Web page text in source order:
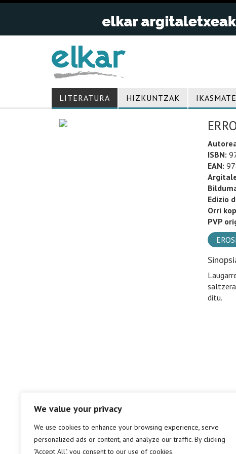
We value your privacy
We use cookies to enhance your browsing experience, serve
personalized ads or content, and analyze our traffic. By clicking
"Accept All", you consent to our use of cookies.
LITERATURA HIZKUNTZAK
ISBN:
EAN:
Edizio
Orri
PVP
EROSI
ditu.